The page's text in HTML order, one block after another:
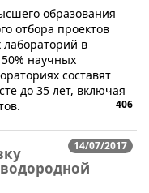
образования
отбора проектов
в
научных
составят
до 35 лет, включая
406
14/07/2017